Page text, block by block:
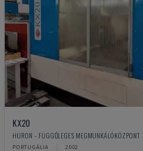
KX20
HURON - FÜGGŐLEGES MEGMUNKÁLÓKÖZPONT
PORTUGÁLIA 2002